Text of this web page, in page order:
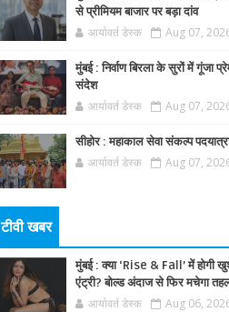
से प्रीमियम बाजार पर बड़ा दांव
आर्यावर्त डेस्क Aug 07,
मुंबई : निर्वाण बिरला के सुरों में गूंजा
संदेश
आर्यावर्त डेस्क Aug 07,
सीहोर : महाकाल सेवा संकल्प
आर्यावर्त डेस्क Aug 07,
टीवी खबर
मुंबई : क्या ‘Rise & Fall’ में होगी
एंट्री? बोल्ड अंदाज से फिर मचेगा
आर्यावर्त डेस्क Aug 06,